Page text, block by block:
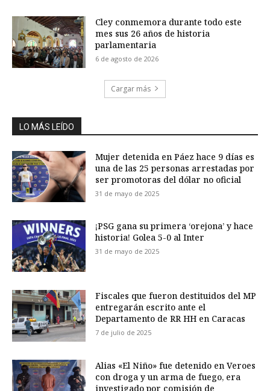
Cley conmemora durante todo este
mes sus 26 años de historia
parlamentaria
6 de agosto de 2026
Cargar más
LO MÁS LEÍDO
Mujer detenida en Páez hace 9 días es
una de las 25 personas arrestadas por
ser promotoras del dólar no oficial
31 de mayo de 2025
¡PSG gana su primera ‘orejona’ y hace
historia! Golea 5-0 al Inter
31 de mayo de 2025
Fiscales que fueron destituidos del MP
entregarán escrito ante el
Departamento de RR HH en Caracas
7 de julio de 2025
Alias «El Niño» fue detenido en Veroes
con droga y un arma de fuego, era
investigado por comisión de